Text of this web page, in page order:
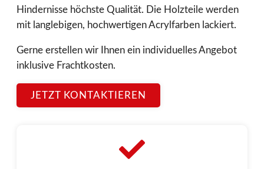
Hindernisse höchste Qualität. Die Holzteile werden
mit langlebigen, hochwertigen Acrylfarben lackiert.
Gerne erstellen wir Ihnen ein individuelles Angebot
inklusive Frachtkosten.
JETZT KONTAKTIEREN